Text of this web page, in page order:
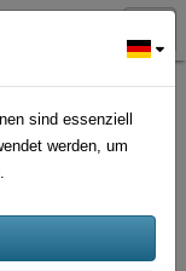
wählen
sind essenziell
werden, um